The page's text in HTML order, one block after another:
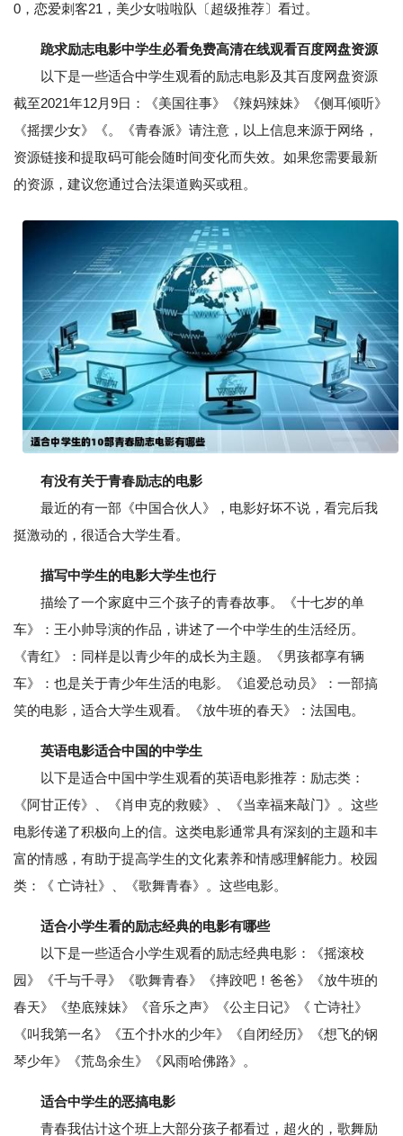
0，恋爱刺客21，美少女啦啦队〔超级推荐〕看过。
跪求励志电影中学生必看免费高清在线观看百度网盘资源
以下是一些适合中学生观看的励志电影及其百度网盘资源
截至2021年12月9日：《美国往事》《辣妈辣妹》《侧耳倾听》
《摇摆少女》《。《青春派》请注意，以上信息来源于网络，
资源链接和提取码可能会随时间变化而失效。如果您需要最新
的资源，建议您通过合法渠道购买或租。
有没有关于青春励志的电影
最近的有一部《中国合伙人》，电影好坏不说，看完后我
挺激动的，很适合大学生看。
描写中学生的电影大学生也行
描绘了一个家庭中三个孩子的青春故事。《十七岁的单
车》：王小帅导演的作品，讲述了一个中学生的生活经历。
《青红》：同样是以青少年的成长为主题。《男孩都享有辆
车》：也是关于青少年生活的电影。《追爱总动员》：一部搞
笑的电影，适合大学生观看。《放牛班的春天》：法国电。
英语电影适合中国的中学生
以下是适合中国中学生观看的英语电影推荐：励志类：
《阿甘正传》、《肖申克的救赎》、《当幸福来敲门》。这些
电影传递了积极向上的信。这类电影通常具有深刻的主题和丰
富的情感，有助于提高学生的文化素养和情感理解能力。校园
类：《 亡诗社》、《歌舞青春》。这些电影。
适合小学生看的励志经典的电影有哪些
以下是一些适合小学生观看的励志经典电影：《摇滚校
园》《千与千寻》《歌舞青春》《摔跤吧！爸爸》《放牛班的
春天》《垫底辣妹》《音乐之声》《公主日记》《 亡诗社》
《叫我第一名》《五个扑水的少年》《自闭经历》《想飞的钢
琴少年》《荒岛余生》《风雨哈佛路》。
适合中学生的恶搞电影
青春我估计这个班上大部分孩子都看过，超火的，歌舞励